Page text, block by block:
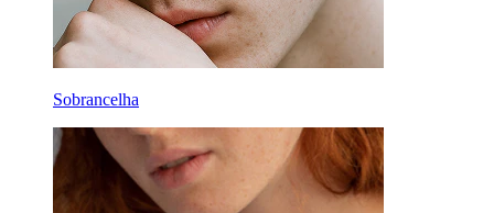
Sobrancelha